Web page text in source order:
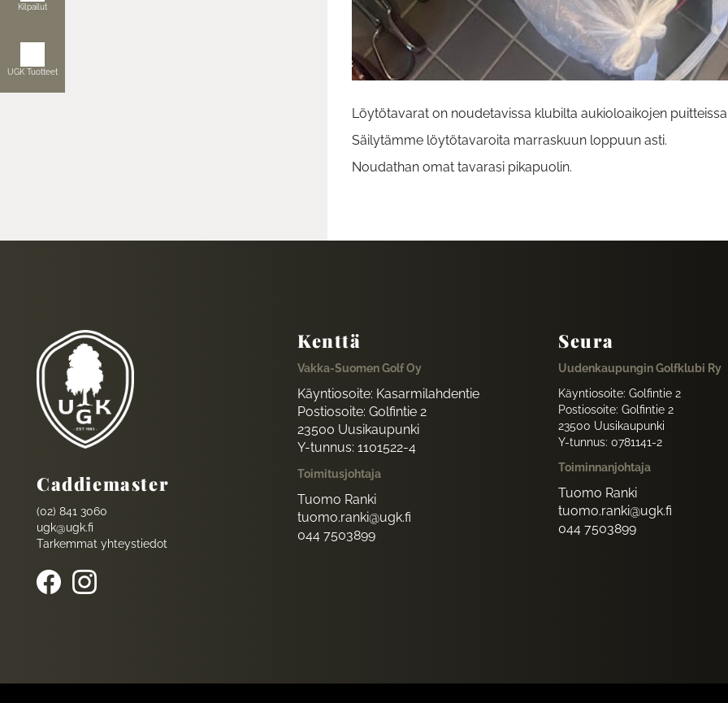
Kilpailut
UGK Tuotteet
Löytötavarat on noudetavissa klubilta aukioloaikojen
Säilytämme löytötavaroita marraskuun loppuun asti.
Noudathan omat tavarasi pikapuolin.
Caddiemaster
(02) 841 3060
ugk@ugk.fi
Tarkemmat yhteystiedot
Kenttä
Vakka-Suomen Golf Oy
Käyntiosoite: Kasarmilahdentie
Postiosoite: Golfintie 2
23500 Uusikaupunki
Y-tunnus: 1101522-4
Toimitusjohtaja
Tuomo Ranki
tuomo.ranki@ugk.fi
044 7503899
Seura
Uudenkaupungin Golfklubi Ry
Käyntiosoite: Golfintie 2
Postiosoite: Golfintie 2
23500 Uusikaupunki
Y-tunnus: 0781141-2
Toiminnanjohtaja
Tuomo Ranki
tuomo.ranki@ugk.fi
044 7503899